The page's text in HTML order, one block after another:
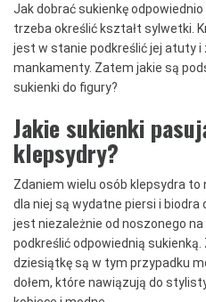
Jak dobrać sukienkę
trzeba określić kształt sylwetki.
jest w stanie podkreślić jej atuty
mankamenty. Zatem jakie są
sukienki do figury?
Jakie sukienki
klepsydry?
Zdaniem wielu osób klepsydra
dla niej są wydatne piersi i biodra
jest niezależnie od noszonego
podkreślić odpowiednią
dziesiątkę są w tym przypadku
dołem, które nawiązują do